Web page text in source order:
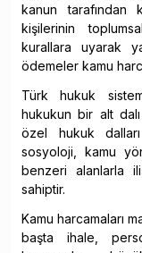
kanun tarafından
kişilerinin
kurallara uyarak
ödemeler kamu
Türk hukuk
hukukun bir alt
özel hukuk
sosyoloji, kamu
benzeri alanlarla
sahiptir.
Kamu harcamaları
başta ihale,